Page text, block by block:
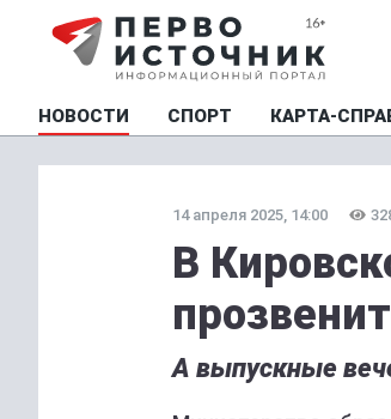
НОВОСТИ СПОРТ КАРТА-
14 апреля 2025, 14:00
В
А выпускные